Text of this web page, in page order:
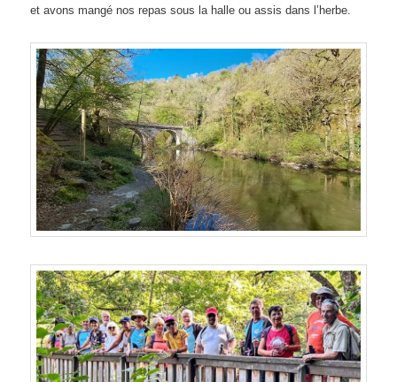
et avons mangé nos repas sous la halle ou assis dans l’herbe.